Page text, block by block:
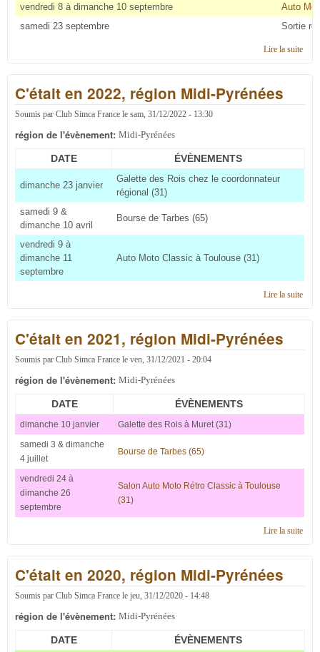
vendredi 8 à dimanche 10 septembre
Auto
samedi 23 septembre
Sortie
Lire la suitede
C'était en 2022, région Midi-Pyrénées
Soumis par Club Simca France le sam, 31/12/2022 - 13:30
région de l'évènement: Midi-Pyrénées
DATE ÉVÈNEMENTS
dimanche 23 janvier
Galette des Rois chez le coordonnateur
régional (31)
samedi 9 &
dimanche 10 avril
Bourse de Tarbes (65)
vendredi 9 à
dimanche 11
septembre
Auto Moto Classic à Toulouse (31)
Lire la suitede
C'était en 2021, région Midi-Pyrénées
Soumis par Club Simca France le ven, 31/12/2021 - 20:04
région de l'évènement: Midi-Pyrénées
DATE ÉVÈNEMENTS
dimanche 10 janvier
Galette des Rois à Muret (31)
samedi 3 & dimanche
4 juillet
Bourse de Tarbes (65)
vendredi 24 à
dimanche 26
septembre
Salon Auto Moto Rétro Classic à Toulouse
(31)
Lire la suitede
C'était en 2020, région Midi-Pyrénées
Soumis par Club Simca France le jeu, 31/12/2020 - 14:48
région de l'évènement: Midi-Pyrénées
DATE ÉVÈNEMENTS